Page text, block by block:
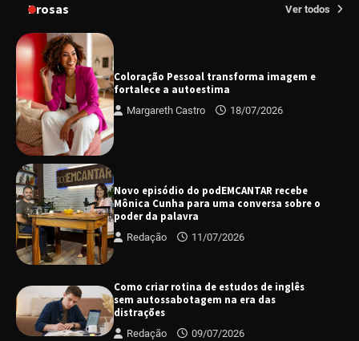
Prosas Ver todos
Coloração Pessoal transforma imagem e
fortalece a autoestima
Margareth Castro 18/07/2026
Novo episódio do podEMCANTAR recebe
Mônica Cunha para uma conversa sobre o
poder da palavra
Redação 11/07/2026
Como criar rotina de estudos de inglês
sem autossabotagem na era das
distrações
Redação 09/07/2026